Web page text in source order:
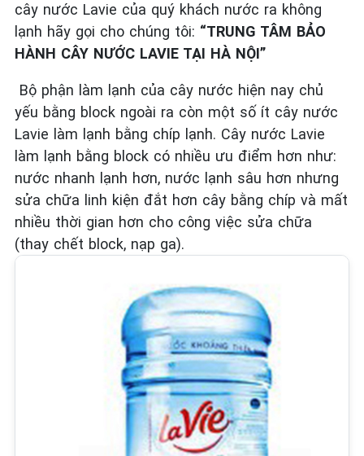
cây nước Lavie của quý khách nước ra không
lạnh hãy gọi cho chúng tôi: “TRUNG TÂM BẢO
HÀNH CÂY NƯỚC LAVIE TẠI HÀ NỘI”
Bộ phận làm lạnh của cây nước hiện nay chủ
yếu bằng block ngoài ra còn một số ít cây nước
Lavie làm lạnh bằng chíp lạnh. Cây nước Lavie
làm lạnh bằng block có nhiều ưu điểm hơn như:
nước nhanh lạnh hơn, nước lạnh sâu hơn nhưng
sửa chữa linh kiện đắt hơn cây bằng chíp và mất
nhiều thời gian hơn cho công việc sửa chữa
(thay chết block, nạp ga).